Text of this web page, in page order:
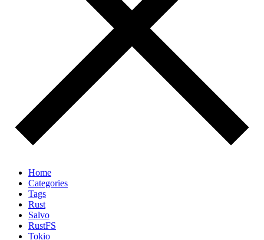
Home
Categories
Tags
Rust
Salvo
RustFS
Tokio